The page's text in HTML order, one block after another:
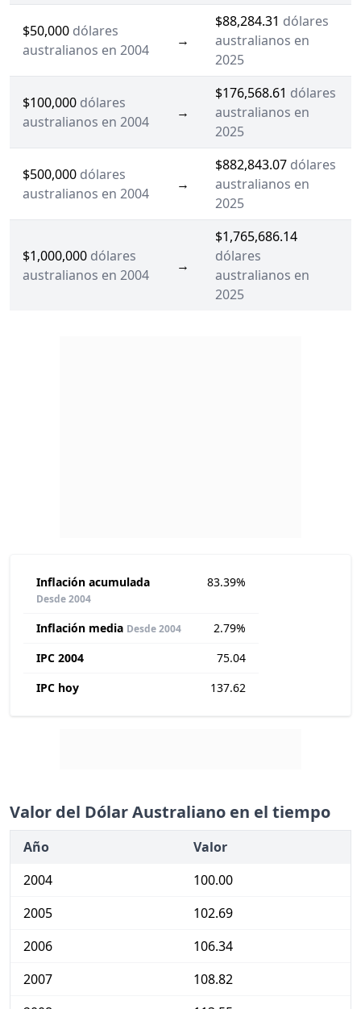
$50,000 dólares
australianos en 2004
→
$88,284.31 dólares
australianos en
2025
$100,000 dólares
australianos en 2004
→
$176,568.61 dólares
australianos en
2025
$500,000 dólares
australianos en 2004
→
$882,843.07 dólares
australianos en
2025
$1,000,000 dólares
australianos en 2004
→
$1,765,686.14
dólares
australianos en
2025
Inflación acumulada
Desde 2004
83.39%
Inflación media Desde 2004
2.79%
IPC 2004
75.04
IPC hoy
137.62
Valor del Dólar Australiano en el tiempo
Año
Valor
2004
100.00
2005
102.69
2006
106.34
2007
108.82